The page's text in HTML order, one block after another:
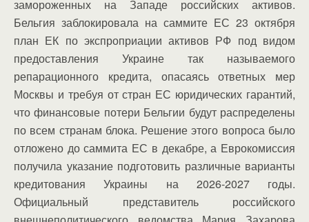
замороженных на Западе российских активов.
Бельгия заблокировала на саммите ЕС 23 октября
план ЕК по экспроприации активов РФ под видом
предоставления Украине так называемого
репарационного кредита, опасаясь ответных мер
Москвы и требуя от стран ЕС юридических гарантий,
что финансовые потери Бельгии будут распределены
по всем странам блока. Решение этого вопроса было
отложено до саммита ЕС в декабре, а Еврокомиссия
получила указание подготовить различные варианты
кредитования Украины на 2026-2027 годы.
Официальный представитель российского